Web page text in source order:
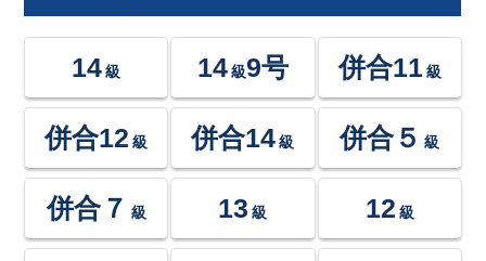
14 級 14級9号 併合11 級
併合12 級 併合14 級 併合５ 級
併合７ 級 13 級 12 級